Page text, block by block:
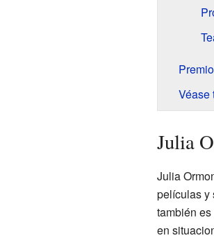
Véase
Julia
Julia
películas y
también
en